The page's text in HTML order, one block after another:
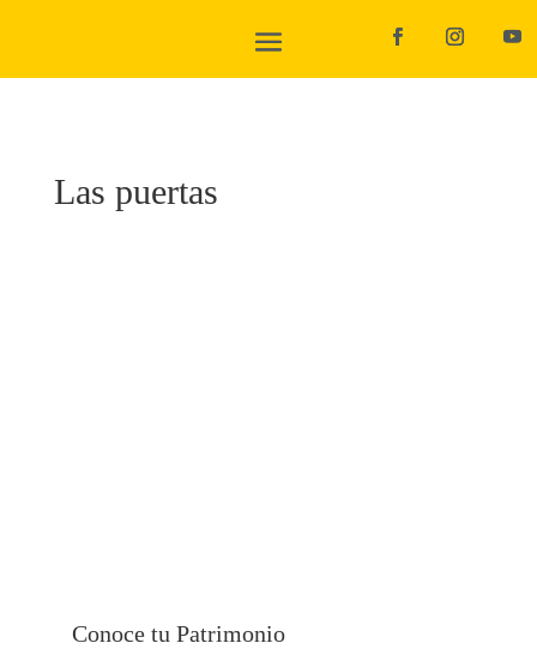
Las puertas
Conoce tu Patrimonio